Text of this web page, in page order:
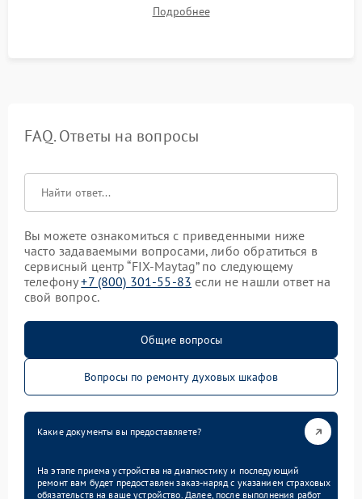
температуры и тест на отсутствие утечек тока.
Подробнее
FAQ. Ответы на вопросы
Вы можете ознакомиться с приведенными ниже
часто задаваемыми вопросами, либо обратиться в
сервисный центр “FIX-Maytag” по следующему
телефону+7 (800) 301-55-83 если не нашли ответ на
свой вопрос.
Общие вопросы
Вопросы по ремонту духовых шкафов
Какие документы вы предоставляете?
На этапе приема устройства на диагностику и последующий
ремонт вам будет предоставлен заказ-наряд с указанием страховых
обязательств на ваше устройство. Далее, после выполнения работ